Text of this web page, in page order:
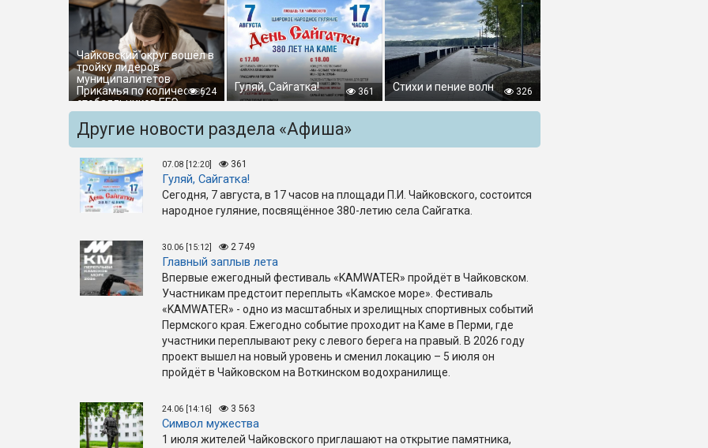
Чайковский округ вошёл в
тройку лидеров
муниципалитетов
Прикамья по количеству
стобалльников ЕГЭ
624 Гуляй, Сайгатка! 361 Стихи и пение волн 326
Другие новости раздела «Афиша»
07.08 [12:20] 361
Гуляй, Сайгатка!
Сегодня, 7 августа, в 17 часов на площади П.И. Чайковского, состоится
народное гуляние, посвящённое 380-летию села Сайгатка.
30.06 [15:12] 2 749
Главный заплыв лета
Впервые ежегодный фестиваль «KAMWATER» пройдёт в Чайковском.
Участникам предстоит переплыть «Камское море». Фестиваль
«KAMWATER» - одно из масштабных и зрелищных спортивных событий
Пермского края. Ежегодно событие проходит на Каме в Перми, где
участники переплывают реку с левого берега на правый. В 2026 году
проект вышел на новый уровень и сменил локацию – 5 июля он
пройдёт в Чайковском на Воткинском водохранилище.
24.06 [14:16] 3 563
Символ мужества
1 июля жителей Чайковского приглашают на открытие памятника,